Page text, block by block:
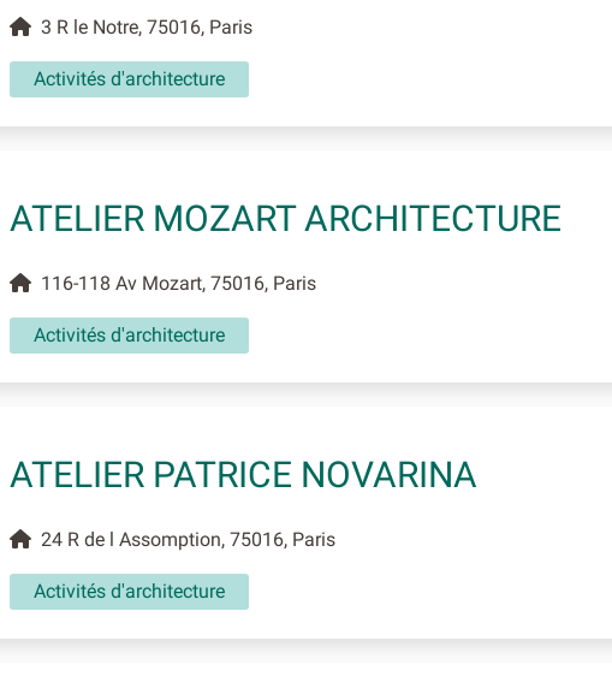
3 R le Notre, 75016, Paris
Activités d'architecture
ATELIER MOZART ARCHITECTURE
116-118 Av Mozart, 75016, Paris
Activités d'architecture
ATELIER PATRICE NOVARINA
24 R de l Assomption, 75016, Paris
Activités d'architecture